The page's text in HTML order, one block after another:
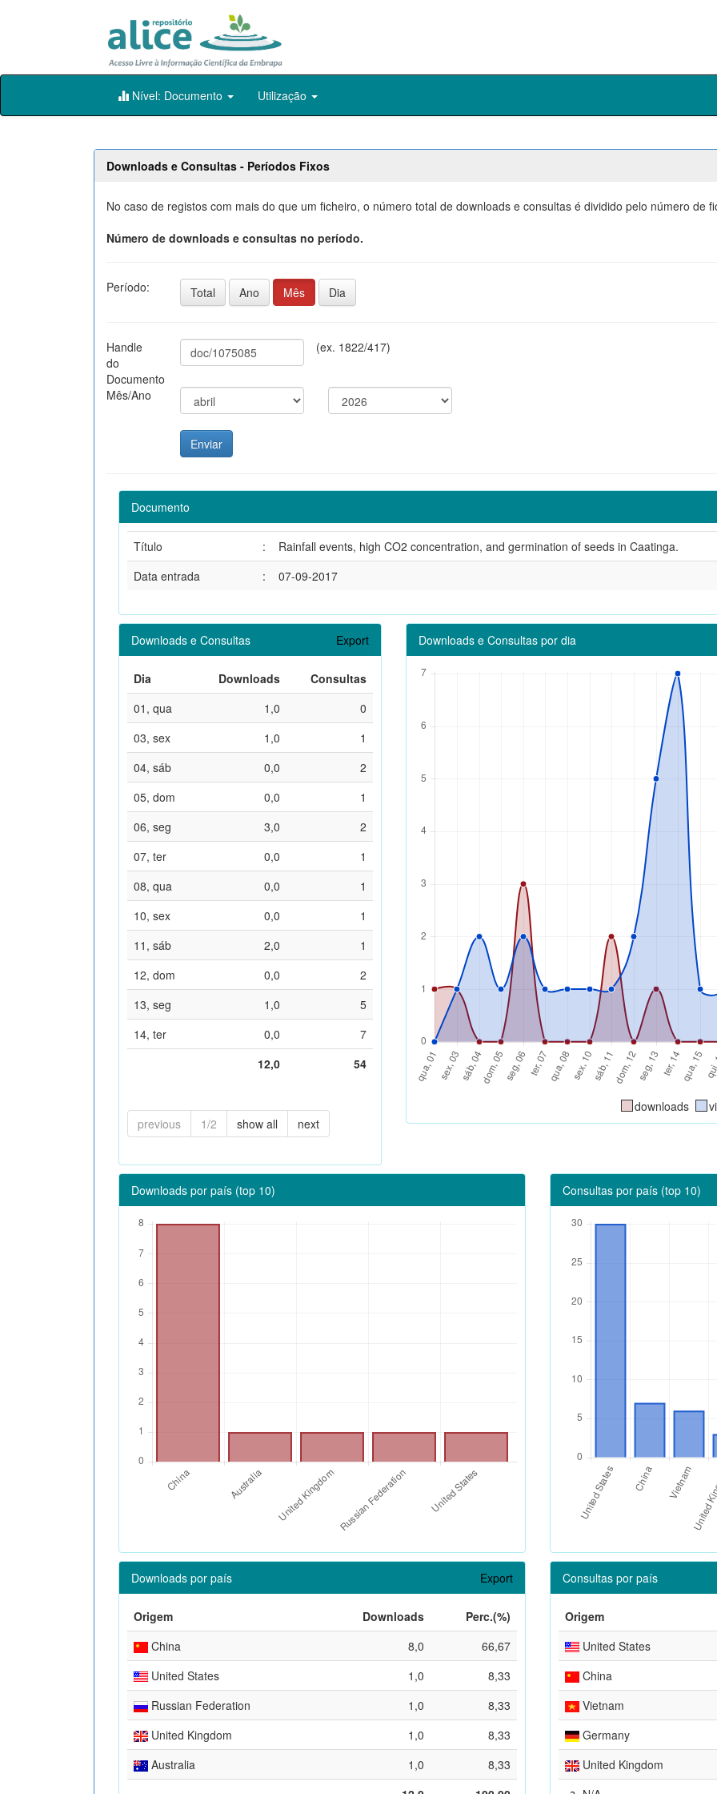
Skip
Nível: Documento Utilização
Downloads e Consultas - Períodos Fixos
No caso de registos com mais do que um ficheiro, o número total de downloads e consultas é dividido pelo número de
Número de downloads e consultas no período.
Período: Total Ano Mês Dia
Handle
do
Documento
(ex. 1822/417)
Mês/Ano
Documento
Título :
Rainfall events, high CO2 concentration, and germination of seeds in Caatinga.
Data entrada
: 07-09-2017
Downloads e Consultas Export
Dia Downloads
Consultas
01, qua
1,0
0
03, sex
1,0
1
04, sáb
0,0
2
05, dom
0,0
1
06, seg
3,0
2
07, ter
0,0
1
08, qua
0,0
1
10, sex
0,0
1
11, sáb
2,0
1
12, dom
0,0
2
13, seg
1,0
5
14, ter
0,0
7
12,0
54
previous 1/2 show all next
Downloads e Consultas por dia
downloads
Downloads por país (top 10) Consultas por país (top 10)
Downloads por país Export
Origem Downloads
Perc.(%)
China
8,0
66,67
United States
1,0
8,33
Russian Federation
1,0
8,33
United Kingdom
1,0
8,33
Australia
1,0
8,33
Consultas por país
Origem
United States
China
Vietnam
Germany
United Kingdom